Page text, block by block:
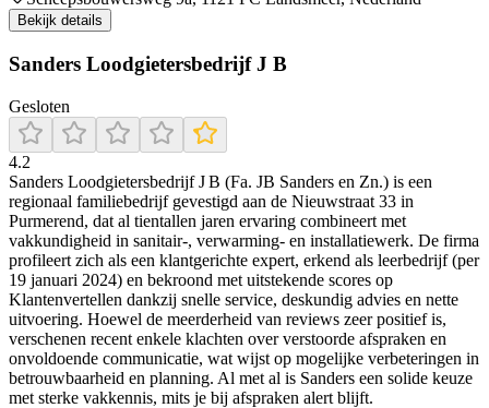
Bekijk details
Sanders Loodgietersbedrijf J B
Gesloten
4.2
Sanders Loodgietersbedrijf J B (Fa. JB Sanders en Zn.) is een
regionaal familiebedrijf gevestigd aan de Nieuwstraat 33 in
Purmerend, dat al tientallen jaren ervaring combineert met
vakkundigheid in sanitair-, verwarming- en installatiewerk. De firma
profileert zich als een klantgerichte expert, erkend als leerbedrijf (per
19 januari 2024) en bekroond met uitstekende scores op
Klantenvertellen dankzij snelle service, deskundig advies en nette
uitvoering. Hoewel de meerderheid van reviews zeer positief is,
verschenen recent enkele klachten over verstoorde afspraken en
onvoldoende communicatie, wat wijst op mogelijke verbeteringen in
betrouwbaarheid en planning. Al met al is Sanders een solide keuze
met sterke vakkennis, mits je bij afspraken alert blijft.